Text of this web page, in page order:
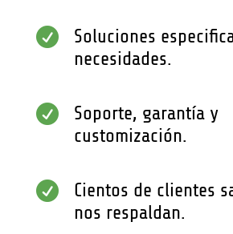

Soluciones
necesidades.

Soporte, garantía y
customización.

Cientos de clientes
nos respaldan.